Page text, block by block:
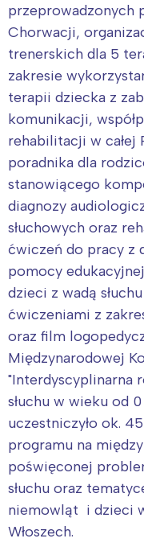
przeprowadzonych
Chorwacji,
trenerskich dla 5
zakresie
terapii dziecka z
komunikacji,
rehabilitacji w całej
poradnika dla
stanowiącego
diagnozy
słuchowych oraz
ćwiczeń do pracy z
pomocy
dzieci z wadą
ćwiczeniami z
oraz film
Międzynarodowej
"Interdyscyplinarna
słuchu w wieku od
uczestniczyło ok.
programu na
poświęconej
słuchu oraz
niemowląt i dzieci
Włoszech.